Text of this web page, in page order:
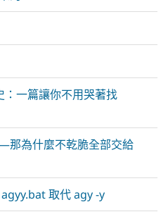
一篇讓你不用哭著找
為什麼不乾脆全部交給
取代 agy -y